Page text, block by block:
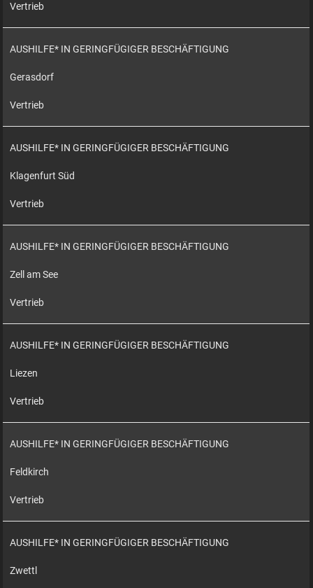
Vertrieb
AUSHILFE* IN GERINGFÜGIGER BESCHÄFTIGUNG
Gerasdorf
Vertrieb
AUSHILFE* IN GERINGFÜGIGER BESCHÄFTIGUNG
Klagenfurt Süd
Vertrieb
AUSHILFE* IN GERINGFÜGIGER BESCHÄFTIGUNG
Zell am See
Vertrieb
AUSHILFE* IN GERINGFÜGIGER BESCHÄFTIGUNG
Liezen
Vertrieb
AUSHILFE* IN GERINGFÜGIGER BESCHÄFTIGUNG
Feldkirch
Vertrieb
AUSHILFE* IN GERINGFÜGIGER BESCHÄFTIGUNG
Zwettl